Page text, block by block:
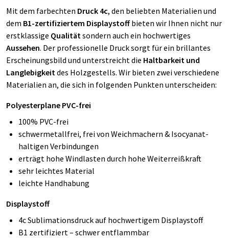
Mit dem farbechten Druck 4c, den beliebten Materialien und
dem B1-zertifiziertem Displaystoffbieten wir Ihnen nicht nur
erstklassige Qualität sondern auch ein hochwertiges
Aussehen. Der professionelle Druck sorgt für ein brillantes
Erscheinungsbild und unterstreicht die Haltbarkeit und
Langlebigkeit des Holzgestells. Wir bieten zwei verschiedene
Materialien an, die sich in folgenden Punkten unterscheiden:
Polyesterplane PVC-frei
100% PVC-frei
schwermetallfrei, frei von Weichmachern & Isocyanat-
haltigen Verbindungen
erträgt hohe Windlasten durch hohe Weiterreißkraft
sehr leichtes Material
leichte Handhabung
Displaystoff
4c Sublimationsdruck auf hochwertigem Displaystoff
B1 zertifiziert – schwer entflammbar